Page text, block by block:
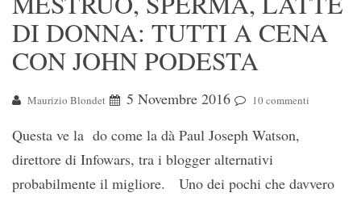
DI DONNA: TUTTI A CENA
CON JOHN PODESTA
Maurizio Blondet 5 Novembre 2016 10 commenti
Questa ve la do come la dà Paul Joseph Watson,
direttore di Infowars, tra i blogger alternativi
probabilmente il migliore. Uno dei pochi che davvero